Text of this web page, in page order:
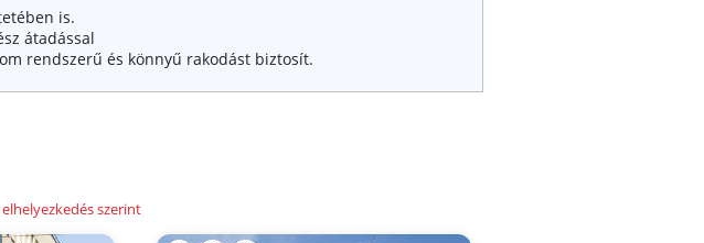
is.
átadással
rendszerű és könnyű rakodást biztosít.
szerint